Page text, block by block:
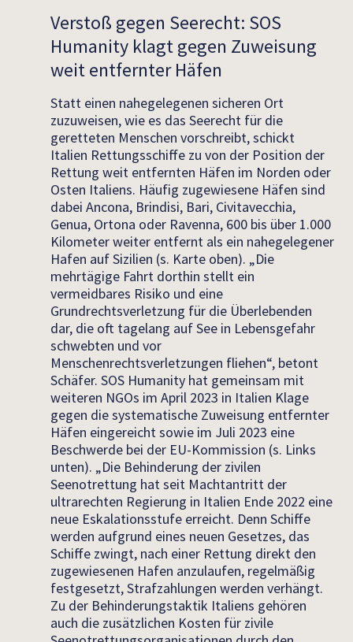
Verstoß gegen Seerecht: SOS
Humanity klagt gegen Zuweisung
weit entfernter Häfen
Statt einen nahegelegenen sicheren Ort
zuzuweisen, wie es das Seerecht für die
geretteten Menschen vorschreibt, schickt
Italien Rettungsschiffe zu von der Position der
Rettung weit entfernten Häfen im Norden oder
Osten Italiens. Häufig zugewiesene Häfen sind
dabei Ancona, Brindisi, Bari, Civitavecchia,
Genua, Ortona oder Ravenna, 600 bis über 1.000
Kilometer weiter entfernt als ein nahegelegener
Hafen auf Sizilien (s. Karte oben). „Die
mehrtägige Fahrt dorthin stellt ein
vermeidbares Risiko und eine
Grundrechtsverletzung für die Überlebenden
dar, die oft tagelang auf See in Lebensgefahr
schwebten und vor
Menschenrechtsverletzungen fliehen“, betont
Schäfer. SOS Humanity hat gemeinsam mit
weiteren NGOs im April 2023 in Italien Klage
gegen die systematische Zuweisung entfernter
Häfen eingereicht sowie im Juli 2023 eine
Beschwerde bei der EU-Kommission (s. Links
unten). „Die Behinderung der zivilen
Seenotrettung hat seit Machtantritt der
ultrarechten Regierung in Italien Ende 2022 eine
neue Eskalationsstufe erreicht. Denn Schiffe
werden aufgrund eines neuen Gesetzes, das
Schiffe zwingt, nach einer Rettung direkt den
zugewiesenen Hafen anzulaufen, regelmäßig
festgesetzt, Strafzahlungen werden verhängt.
Zu der Behinderungstaktik Italiens gehören
auch die zusätzlichen Kosten für zivile